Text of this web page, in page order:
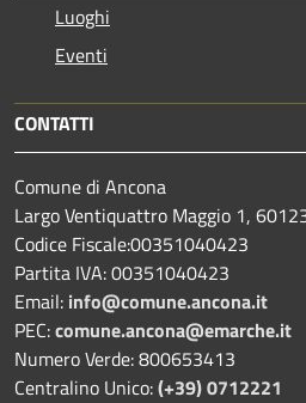
Luoghi
Eventi
CONTATTI
Comune di Ancona
Largo Ventiquattro Maggio 1,
Codice Fiscale:00351040423
Partita IVA: 00351040423
Email: info@comune.ancona.it
PEC:comune.ancona@emarche.it
Numero Verde: 800653413
Centralino Unico:(+39) 0712221